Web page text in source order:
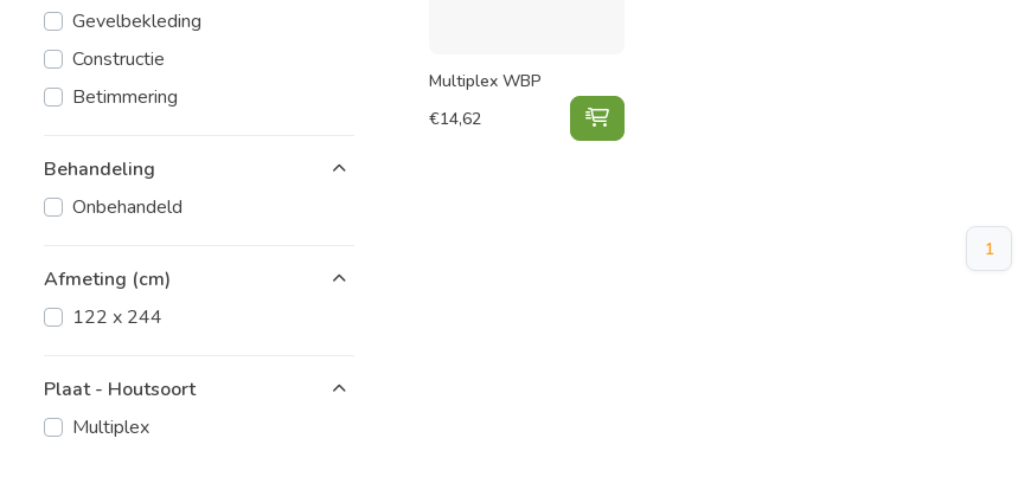
Gevelbekleding
Constructie
Betimmering
Behandeling
Onbehandeld
Afmeting (cm)
122 x 244
Plaat - Houtsoort
Multiplex
Multiplex WBP
€14,62 Multiplex WBP toevoegen aan winkelwagen
1